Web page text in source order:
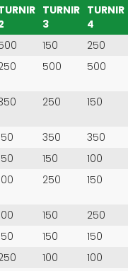
TURNIR
3
TURNIR
4
150
250
500 500
250 150
350
350
150
100
250 150
150
250
150
150
100
100